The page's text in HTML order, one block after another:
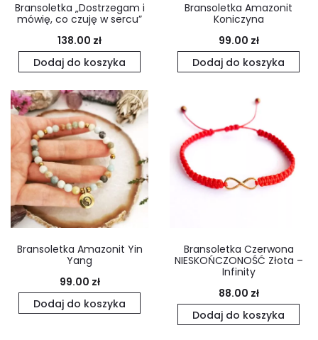
Bransoletka „Dostrzegam i
mówię, co czuję w sercu”
138.00 zł
Dodaj do koszyka
Bransoletka Amazonit
Koniczyna
99.00 zł
Dodaj do koszyka
Bransoletka Amazonit Yin
Yang
99.00 zł
Dodaj do koszyka
Bransoletka Czerwona
NIESKOŃCZONOŚĆ Złota –
Infinity
88.00 zł
Dodaj do koszyka